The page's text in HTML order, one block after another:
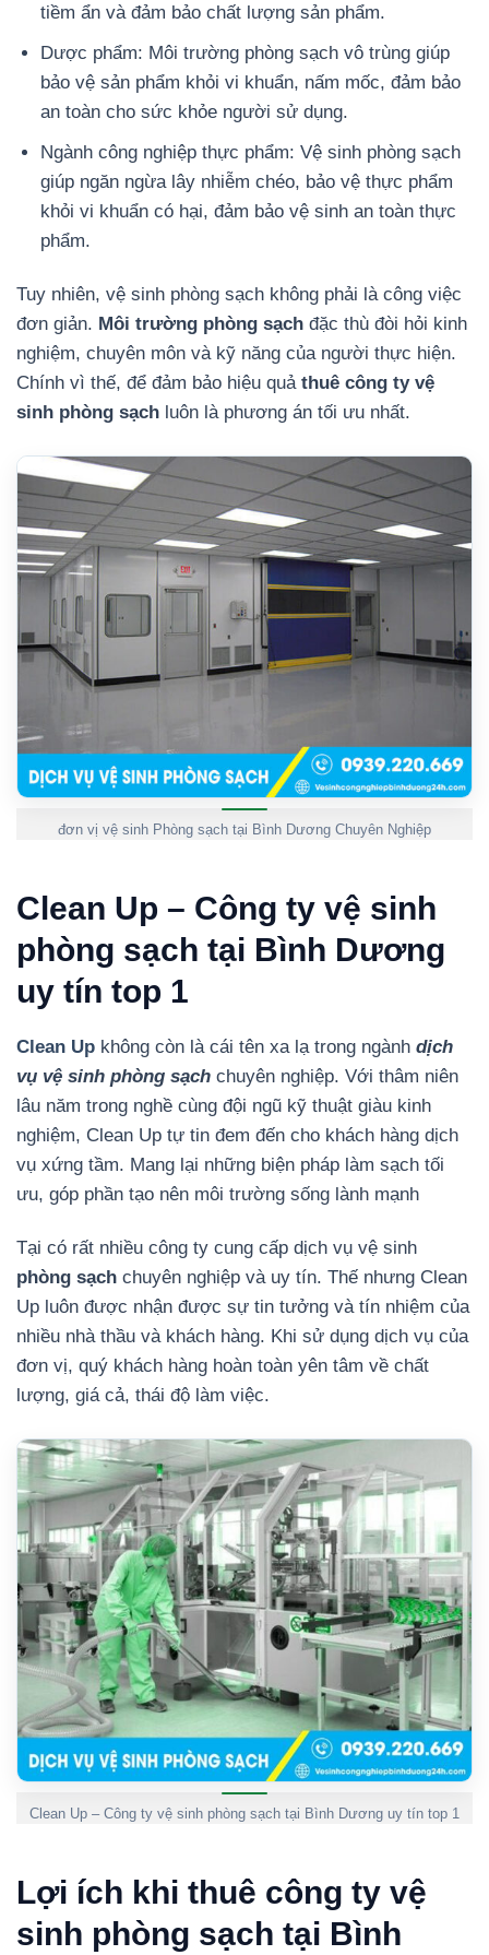
tiềm ẩn và đảm bảo chất lượng sản phẩm.
Dược phẩm: Môi trường phòng sạch vô trùng giúp
bảo vệ sản phẩm khỏi vi khuẩn, nấm mốc, đảm bảo
an toàn cho sức khỏe người sử dụng.
Ngành công nghiệp thực phẩm: Vệ sinh phòng sạch
giúp ngăn ngừa lây nhiễm chéo, bảo vệ thực phẩm
khỏi vi khuẩn có hại, đảm bảo vệ sinh an toàn thực
phẩm.
Tuy nhiên, vệ sinh phòng sạch không phải là công việc
đơn giản. Môi trường phòng sạch đặc thù đòi hỏi kinh
nghiệm, chuyên môn và kỹ năng của người thực hiện.
Chính vì thế, để đảm bảo hiệu quả thuê công ty vệ
sinh phòng sạch luôn là phương án tối ưu nhất.
đơn vị vệ sinh Phòng sạch tại Bình Dương Chuyên Nghiệp
Clean Up – Công ty vệ sinh
phòng sạch tại Bình Dương
uy tín top 1
Clean Up không còn là cái tên xa lạ trong ngành dịch
vụ vệ sinh phòng sạch chuyên nghiệp. Với thâm niên
lâu năm trong nghề cùng đội ngũ kỹ thuật giàu kinh
nghiệm, Clean Up tự tin đem đến cho khách hàng dịch
vụ xứng tầm. Mang lại những biện pháp làm sạch tối
ưu, góp phần tạo nên môi trường sống lành mạnh
Tại có rất nhiều công ty cung cấp dịch vụ vệ sinh
phòng sạch chuyên nghiệp và uy tín. Thế nhưng Clean
Up luôn được nhận được sự tin tưởng và tín nhiệm của
nhiều nhà thầu và khách hàng. Khi sử dụng dịch vụ của
đơn vị, quý khách hàng hoàn toàn yên tâm về chất
lượng, giá cả, thái độ làm việc.
Clean Up – Công ty vệ sinh phòng sạch tại Bình Dương uy tín top 1
Lợi ích khi thuê công ty vệ
sinh phòng sạch tại Bình